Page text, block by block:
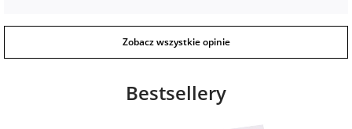
Zobacz wszystkie opinie
Bestsellery